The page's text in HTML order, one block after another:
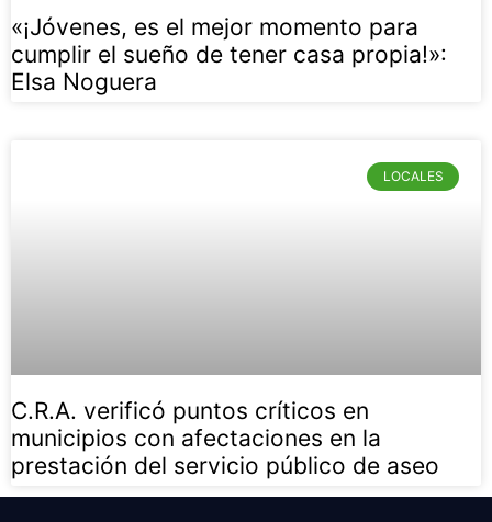
«¡Jóvenes, es el mejor momento para
cumplir el sueño de tener casa propia!»:
Elsa Noguera
LOCALES
C.R.A. verificó puntos críticos en
municipios con afectaciones en la
prestación del servicio público de aseo